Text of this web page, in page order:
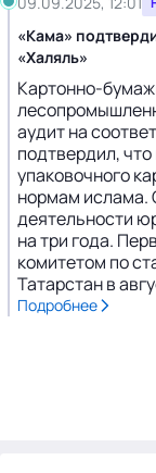
«Кама»
«Халяль»
Картонно-
аудит на
подтвердил,
упаковочного
нормам ислама.
деятельности
на три года.
комитетом по
Татарстан в
Подробнее